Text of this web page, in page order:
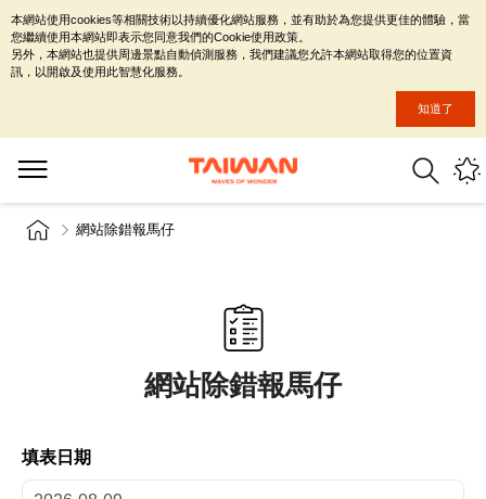
網站除錯報馬仔
網站除錯報馬仔
填表日期
本網站使用cookies等相關技術以持續優化網站服務，並有助於為您提供更佳的體驗，當
您繼續使用本網站即表示您同意我們的Cookie使用政策。
另外，本網站也提供周邊景點自動偵測服務，我們建議您允許本網站取得您的位置資
訊，以開啟及使用此智慧化服務。
知道了